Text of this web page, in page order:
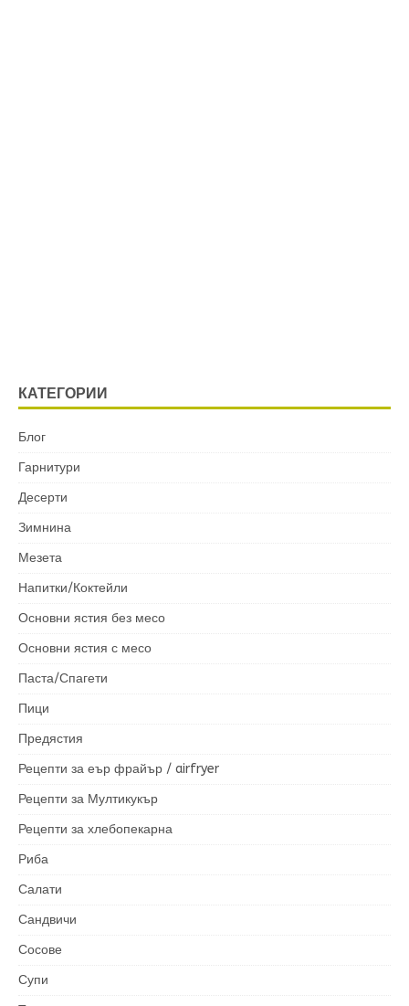
КАТЕГОРИИ
Блог
Гарнитури
Десерти
Зимнина
Мезета
Напитки/Коктейли
Основни ястия без месо
Основни ястия с месо
Паста/Спагети
Пици
Предястия
Рецепти за еър фрайър / airfryer
Рецепти за Мултикукър
Рецепти за хлебопекарна
Риба
Салати
Сандвичи
Сосове
Супи